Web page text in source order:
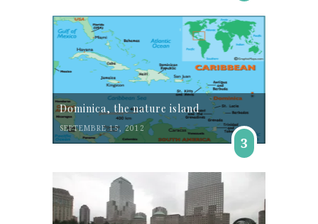
Dominica, the nature island
SEPTEMBRE 15, 2012
3